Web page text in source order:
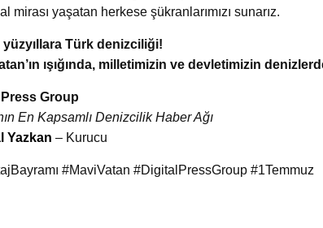
mirası yaşatan herkese şükranlarımızı sunarız.
yüzyıllara Türk denizciliği!
ışığında, milletimizin ve devletimizin
Group
En Kapsamlı Denizcilik Haber Ağı
Yazkan – Kurucu
#MaviVatan #DigitalPressGroup #1Temmuz